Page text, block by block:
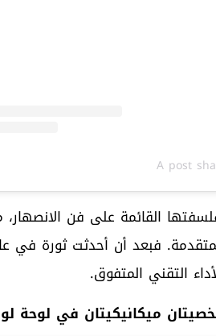
A post
القائمة على فن
فبعد أن أحدثت ثورة في
التقني المتفوق.
ميكانيكيتان في لوحة